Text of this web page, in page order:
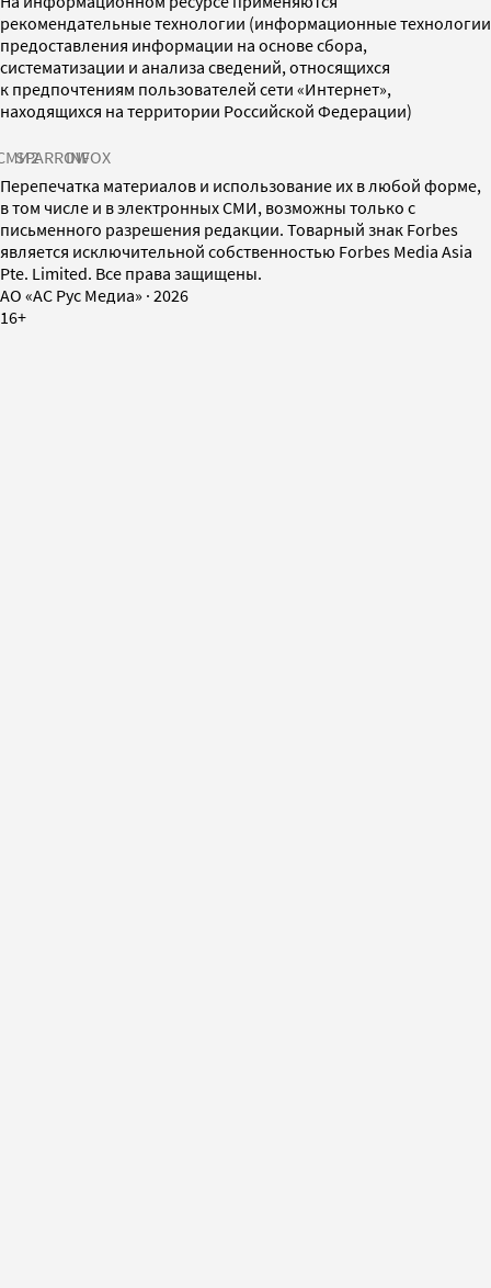
рекомендательные технологии (информационные технологии
предоставления информации на основе сбора,
систематизации и анализа сведений, относящихся
к предпочтениям пользователей сети «Интернет»,
находящихся на территории Российской Федерации)
SPARROWINFOX
Перепечатка материалов и использование их в любой форме,
в том числе и в электронных СМИ, возможны только с
письменного разрешения редакции. Товарный знак Forbes
является исключительной собственностью Forbes Media Asia
Pte. Limited. Все права защищены.
AO «АС Рус Медиа» · 2026
16+